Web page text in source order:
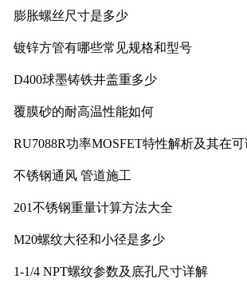
膨胀螺丝尺寸是多少
镀锌方管有哪些常见规格和型号
D400球墨铸铁井盖重多少
覆膜砂的耐高温性能如何
RU7088R功率MOSFET特性解析及其在
不锈钢通风 管道施工
201不锈钢重量计算方法大全
M20螺纹大径和小径是多少
1-1/4 NPT螺纹参数及底孔尺寸详解